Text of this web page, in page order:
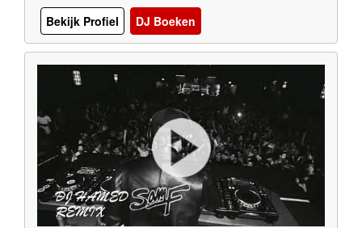
Bekijk Profiel
DJ Boeken